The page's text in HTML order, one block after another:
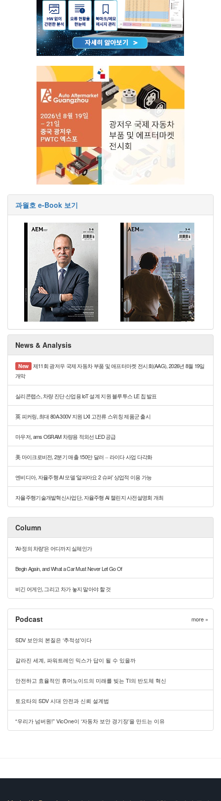
과월호 e-Book 보기
News & Analysis
New
제11회 광저우 국제 자동차 부품 및 애프터마켓 전시회(AAG), 2026년 8월 19일
개막
실리콘랩스, 차량 진단·산업용 IoT 설계 지원 블루투스 LE 칩 발표
英 피커링, 최대 80A·300V 지원 LXI 고전류 스위칭 제품군 출시
마우저, ams OSRAM 차량용 적외선 LED 공급
美 마이크로비전, 2분기 매출 150만 달러 ··· 라이다 사업 다각화
엔비디아, 자율주행 AI 모델 ‘알파마요 2 슈퍼’ 상업적 이용 가능
자율주행기술개발혁신사업단, 자율주행 AI 챌린지 사전설명회 개최
Column
'AI-정의 차량'은 어디까지 실체인가
Begin Again, and What a Car Must Never Let Go Of
비긴 어게인, 그리고 차가 놓지 말아야 할 것
Podcast more »
SDV 보안의 본질은 ‘추적성’이다
갈라진 세계, 파워트레인 믹스가 답이 될 수 있을까
안전하고 효율적인 휴머노이드의 미래를 빚는 TI의 반도체 혁신
토요타의 SDV 시대 안전과 신뢰 설계법
“우리가 넘버원!” VicOne이 ‘자동차 보안 경기장’을 만드는 이유